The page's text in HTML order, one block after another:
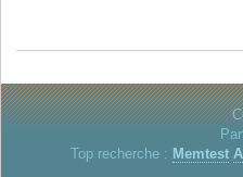
Top recherche : Memtest